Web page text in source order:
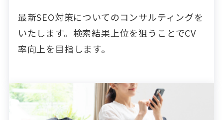
最新SEO対策についてのコンサルティングを
いたします。検索結果上位を狙うことでCV
率向上を目指します。